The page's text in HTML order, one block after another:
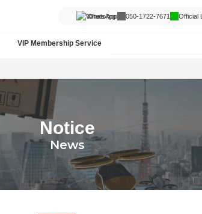
WhatsApp 050-1722-7671 Official
VIP Membership Service
Notice
News